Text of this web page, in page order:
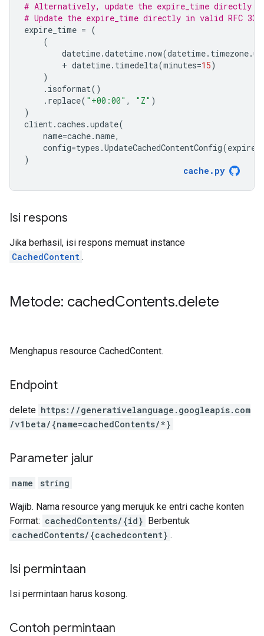
# Alternatively, update the expire_time directly
# Update the expire_time directly in valid RFC
expire_time = (
(
datetime.datetime.now(datetime. timezone.
+ datetime. timedelta(minutes=15)
)
. isoformat()
. replace( "+00:00" , "Z" )
)
client.caches .update(
name=cache.name,
config=types .UpdateCachedContentConfig(
)
cache . py
Isi respons
Jika berhasil, isi respons memuat instance
CachedContent .
Metode: cachedContents.delete
Menghapus resource CachedContent.
Endpoint
delete https: / /generativelanguage.googleapis.com
/v1beta/{name=cachedContents/*}
Parameter jalur
name string
Wajib. Nama resource yang merujuk ke entri cache konten
Format: cachedContents/{id} Berbentuk
cachedContents/{cachedcontent} .
Isi permintaan
Isi permintaan harus kosong.
Contoh permintaan